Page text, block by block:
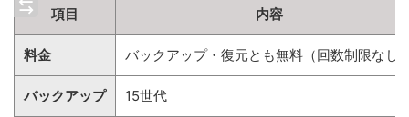
項目 内容
料金 バックアップ・復元とも無料（回数制限なし
バックアップ 15世代